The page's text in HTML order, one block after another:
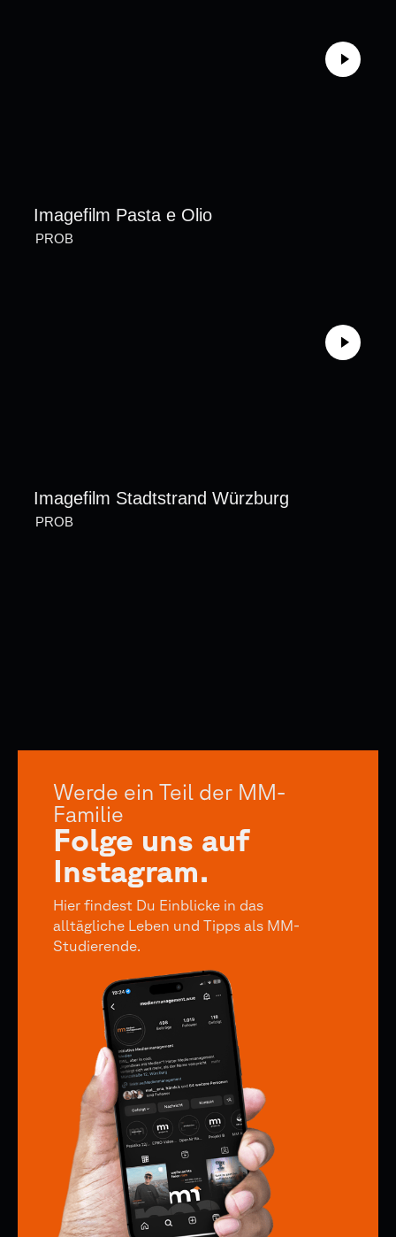
Imagefilm Pasta e Olio
PROB
Imagefilm Stadtstrand Würzburg
PROB
Werde ein Teil der MM-
Familie
Folge uns auf
Instagram.
Hier findest Du Einblicke in das
alltägliche Leben und Tipps als MM-
Studierende.